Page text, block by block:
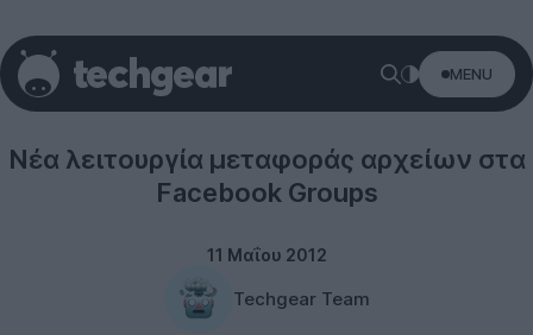
MENU
Social networks
Νέα λειτουργία μεταφοράς αρχείων στα
Facebook Groups
11 Μαΐου 2012
Techgear Team